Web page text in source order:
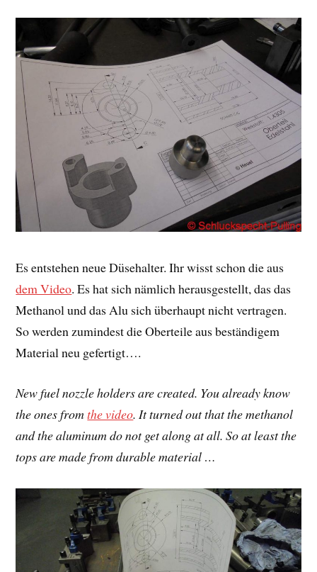
Es entstehen neue Düsehalter. Ihr wisst schon die aus
dem Video. Es hat sich nämlich herausgestellt, das das
Methanol und das Alu sich überhaupt nicht vertragen.
So werden zumindest die Oberteile aus beständigem
Material neu gefertigt….
New fuel nozzle holders are created. You already know
the ones fromthe video. It turned out that the methanol
and the aluminum do not get along at all. So at least the
tops are made from durable material …